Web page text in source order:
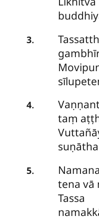
3.
4.
taṃ
5.
tena vā